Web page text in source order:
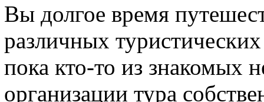
Вы долгое время
различных туристических
пока кто-то из знакомых
организации тура